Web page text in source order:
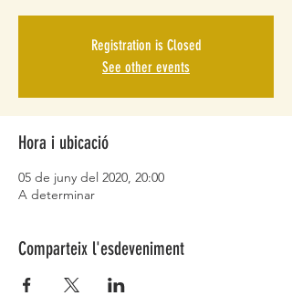
Registration is Closed
See other events
Hora i ubicació
05 de juny del 2020, 20:00
A determinar
Comparteix l'esdeveniment